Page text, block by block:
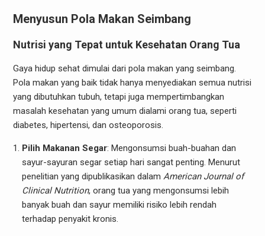
Menyusun Pola Makan Seimbang
Nutrisi yang Tepat untuk Kesehatan Orang Tua
Gaya hidup sehat dimulai dari pola makan yang seimbang.
Pola makan yang baik tidak hanya menyediakan semua nutrisi
yang dibutuhkan tubuh, tetapi juga mempertimbangkan
masalah kesehatan yang umum dialami orang tua, seperti
diabetes, hipertensi, dan osteoporosis.
Pilih Makanan Segar: Mengonsumsi buah-buahan dan
sayur-sayuran segar setiap hari sangat penting. Menurut
penelitian yang dipublikasikan dalam American Journal of
Clinical Nutrition, orang tua yang mengonsumsi lebih
banyak buah dan sayur memiliki risiko lebih rendah
terhadap penyakit kronis.